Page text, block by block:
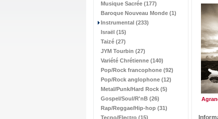
Musique Sacrée (177)
Baroque Nouveau Monde (1)
Instrumental (233)
Israël (15)
Taizé (27)
JYM Tourbin (27)
Variété Chrétienne (140)
Pop/Rock francophone (92)
Pop/Rock anglophone (12)
Metal/Punk/Hard Rock (5)
Gospel/Soul/R'nB (26)
Rap/Reggae/Hip-hop (31)
Tecno/Electro (15)